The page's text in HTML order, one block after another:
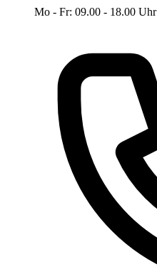
Mo - Fr: 09.00 - 18.00 Uhr